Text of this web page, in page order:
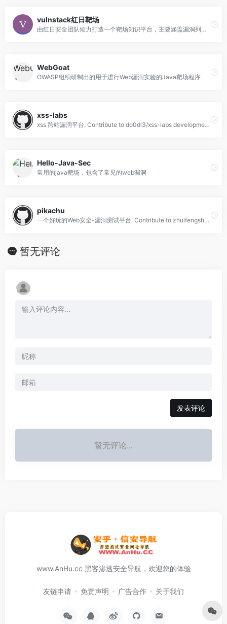
vulnstack红日靶场
由红日安全团队倾力打造一个靶场知识平台，主要涵盖漏洞列表、资源分享、帮助文档、漏洞博客
WebGoat
OWASP组织研制出的用于进行Web漏洞实验的Java靶场程序
xss-labs
xss 跨站漏洞平台. Contribute to do0dl3/xss-labs development by creating an account on GitHub.
Hello-Java-Sec
常用的java靶场，包含了常见的web漏洞
pikachu
一个好玩的Web安全-漏洞测试平台. Contribute to zhuifengshaonianhanlu/pikachu development by creating an account on GitHub.
暂无评论
发表评论
暂无评论...
www.AnHu.cc 黑客渗透安全导航，欢迎您的体验
友链申请 免责声明 广告合作 关于我们